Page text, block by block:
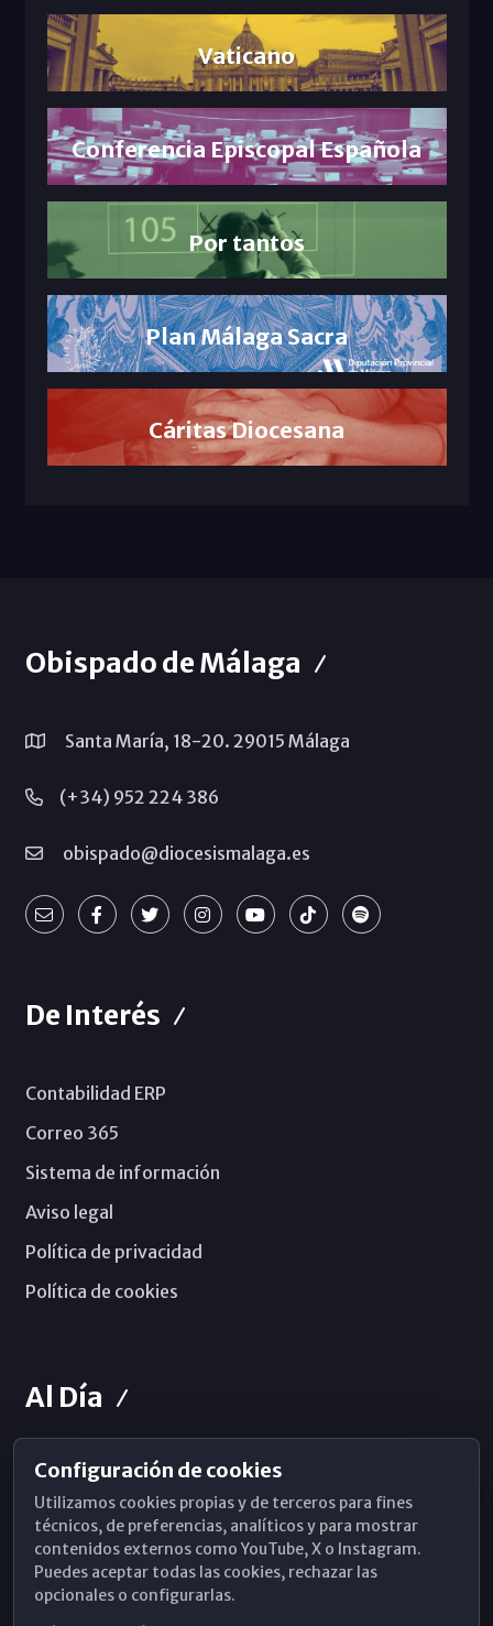
Vaticano
Conferencia Episcopal Española
Por tantos
Plan Málaga Sacra
Cáritas Diocesana
Obispado de Málaga
Santa María, 18-20. 29015 Málaga
(+34) 952 224 386
obispado@diocesismalaga.es
De Interés
Contabilidad ERP
Correo 365
Sistema de información
Aviso legal
Política de privacidad
Política de cookies
Al Día
Horarios de Misa
Hemeroteca
WhatsApp
Configuración de cookies
Utilizamos cookies propias y de terceros para fines
técnicos, de preferencias, analíticos y para mostrar
contenidos externos como YouTube, X o Instagram.
Puedes aceptar todas las cookies, rechazar las
opcionales o configurarlas.